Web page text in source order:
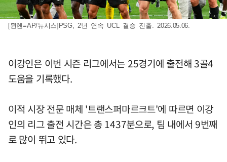
[뮌헨=AP/뉴시스]PSG, 2년 연속 UCL 결승 진출. 2026.05.06.
이강인은 이번 시즌 리그에서는 25경기에 출전해 3골4
도움을 기록했다.
이적 시장 전문 매체 '트랜스퍼마르크트'에 따르면 이강
인의 리그 출전 시간은 총 1437분으로, 팀 내에서 9번째
로 많이 뛰고 있다.